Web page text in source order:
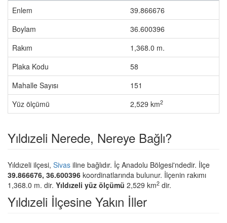
Enlem
39.866676
Boylam
36.600396
Rakım
1,368.0 m.
Plaka Kodu
58
Mahalle Sayısı
151
Yüz ölçümü
2,529 km2
Yıldızeli Nerede, Nereye Bağlı?
Yıldızeli ilçesi, Sivas iline bağlıdır. İç Anadolu Bölgesi'ndedir. İlçe
39.866676, 36.600396 koordinatlarında bulunur. İlçenin rakımı
1,368.0 m. dir. Yıldızeli yüz ölçümü 2,529 km2 dir.
Yıldızeli İlçesine Yakın İller